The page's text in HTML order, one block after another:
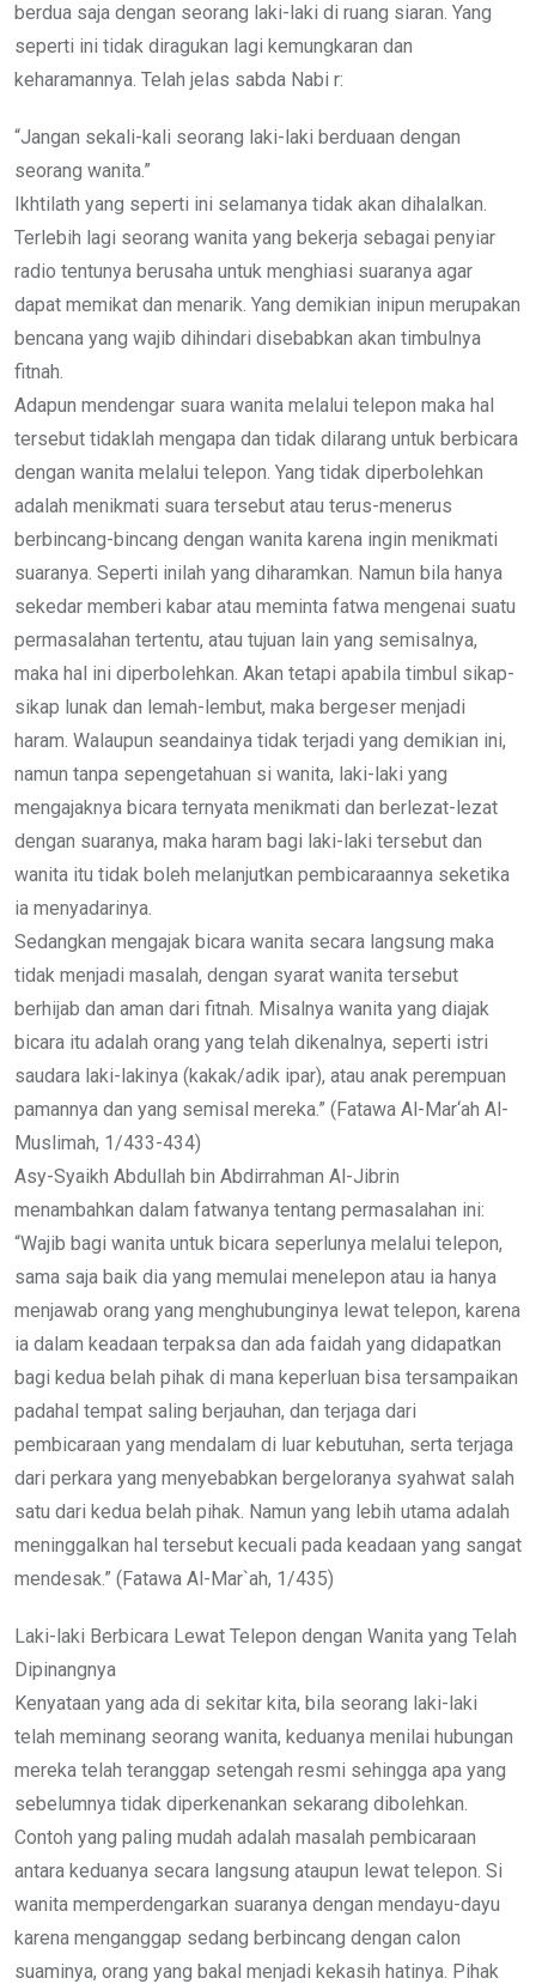
berdua saja dengan seorang laki-laki di ruang siaran. Yang
seperti ini tidak diragukan lagi kemungkaran dan
keharamannya. Telah jelas sabda Nabi r:
“Jangan sekali-kali seorang laki-laki berduaan dengan
seorang wanita.”
Ikhtilath yang seperti ini selamanya tidak akan dihalalkan.
Terlebih lagi seorang wanita yang bekerja sebagai penyiar
radio tentunya berusaha untuk menghiasi suaranya agar
dapat memikat dan menarik. Yang demikian inipun merupakan
bencana yang wajib dihindari disebabkan akan timbulnya
fitnah.
Adapun mendengar suara wanita melalui telepon maka hal
tersebut tidaklah mengapa dan tidak dilarang untuk berbicara
dengan wanita melalui telepon. Yang tidak diperbolehkan
adalah menikmati suara tersebut atau terus-menerus
berbincang-bincang dengan wanita karena ingin menikmati
suaranya. Seperti inilah yang diharamkan. Namun bila hanya
sekedar memberi kabar atau meminta fatwa mengenai suatu
permasalahan tertentu, atau tujuan lain yang semisalnya,
maka hal ini diperbolehkan. Akan tetapi apabila timbul sikap-
sikap lunak dan lemah-lembut, maka bergeser menjadi
haram. Walaupun seandainya tidak terjadi yang demikian ini,
namun tanpa sepengetahuan si wanita, laki-laki yang
mengajaknya bicara ternyata menikmati dan berlezat-lezat
dengan suaranya, maka haram bagi laki-laki tersebut dan
wanita itu tidak boleh melanjutkan pembicaraannya seketika
ia menyadarinya.
Sedangkan mengajak bicara wanita secara langsung maka
tidak menjadi masalah, dengan syarat wanita tersebut
berhijab dan aman dari fitnah. Misalnya wanita yang diajak
bicara itu adalah orang yang telah dikenalnya, seperti istri
saudara laki-lakinya (kakak/adik ipar), atau anak perempuan
pamannya dan yang semisal mereka.” (Fatawa Al-Mar‘ah Al-
Muslimah, 1/433-434)
Asy-Syaikh Abdullah bin Abdirrahman Al-Jibrin
menambahkan dalam fatwanya tentang permasalahan ini:
“Wajib bagi wanita untuk bicara seperlunya melalui telepon,
sama saja baik dia yang memulai menelepon atau ia hanya
menjawab orang yang menghubunginya lewat telepon, karena
ia dalam keadaan terpaksa dan ada faidah yang didapatkan
bagi kedua belah pihak di mana keperluan bisa tersampaikan
padahal tempat saling berjauhan, dan terjaga dari
pembicaraan yang mendalam di luar kebutuhan, serta terjaga
dari perkara yang menyebabkan bergeloranya syahwat salah
satu dari kedua belah pihak. Namun yang lebih utama adalah
meninggalkan hal tersebut kecuali pada keadaan yang sangat
mendesak.” (Fatawa Al-Mar`ah, 1/435)
Laki-laki Berbicara Lewat Telepon dengan Wanita yang Telah
Dipinangnya
Kenyataan yang ada di sekitar kita, bila seorang laki-laki
telah meminang seorang wanita, keduanya menilai hubungan
mereka telah teranggap setengah resmi sehingga apa yang
sebelumnya tidak diperkenankan sekarang dibolehkan.
Contoh yang paling mudah adalah masalah pembicaraan
antara keduanya secara langsung ataupun lewat telepon. Si
wanita memperdengarkan suaranya dengan mendayu-dayu
karena menganggap sedang berbincang dengan calon
suaminya, orang yang bakal menjadi kekasih hatinya. Pihak